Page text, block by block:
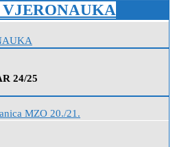
24/25
MZO 20./21.